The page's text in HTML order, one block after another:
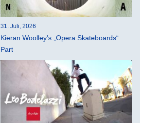
31. Juli, 2026
Kieran Woolley’s „Opera Skateboards“
Part